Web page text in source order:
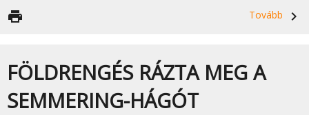
Tovább
navigate_next
print
FÖLDRENGÉS RÁZTA MEG A
SEMMERING-HÁGÓT